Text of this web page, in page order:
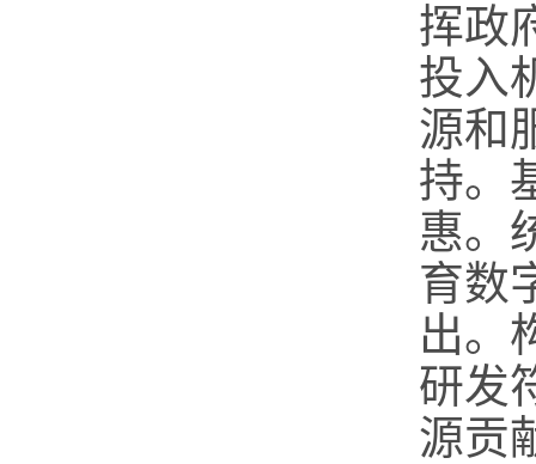
挥政
投入
源和
持。
惠。
育数
出。
研发
源贡